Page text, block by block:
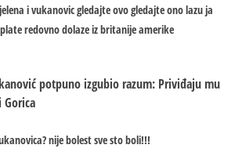
i vukanovic gledajte ovo gledajte ono lazu ja
redovno dolaze iz britanije amerike
potpuno izgubio razum: Priviđaju mu
Gorica
nije bolest sve sto boli!!!